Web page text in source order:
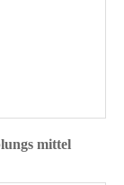
mittel